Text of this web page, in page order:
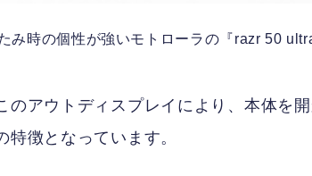
み時の個性が強いモトローラの『razr 50
のアウトディスプレイにより、本体を
徴となっています。